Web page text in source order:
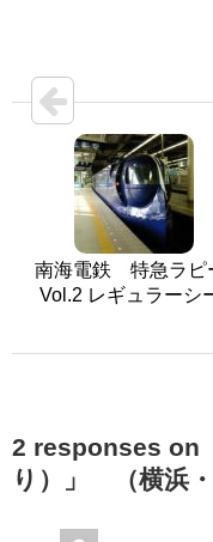
南海電鉄 特急ラピ
Vol.2 レギュラーシ
2 responses on
り）」 （横浜・